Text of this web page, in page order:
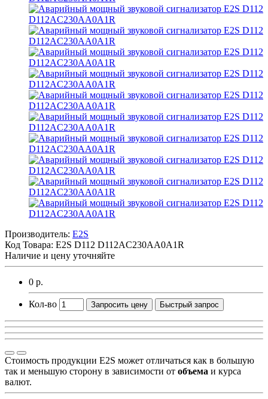
Производитель: E2S
Код Товара: E2S D112 D112AC230AA0A1R
Наличие и цену уточняйте
0 р.
Кол-во Запросить цену Быстрый запрос
Стоимость продукции E2S может отличаться как в большую
так и меньшую сторону в зависимости от объема и курса
валют.